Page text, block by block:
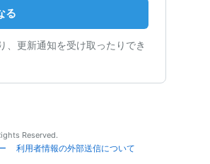
る
、更新通知を受け取ったりでき
Reserved.
利用者情報の外部送信について